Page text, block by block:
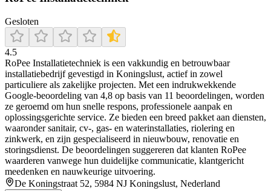
Gesloten
4.5
RoPee Installatietechniek is een vakkundig en betrouwbaar
installatiebedrijf gevestigd in Koningslust, actief in zowel
particuliere als zakelijke projecten. Met een indrukwekkende
Google-beoordeling van 4,8 op basis van 11 beoordelingen, worden
ze geroemd om hun snelle respons, professionele aanpak en
oplossingsgerichte service. Ze bieden een breed pakket aan diensten,
waaronder sanitair, cv‑, gas‑ en waterinstallaties, riolering en
zinkwerk, en zijn gespecialiseerd in nieuwbouw, renovatie en
storingsdienst. De beoordelingen suggereren dat klanten RoPee
waarderen vanwege hun duidelijke communicatie, klantgericht
meedenken en nauwkeurige uitvoering.
De Koningstraat 52, 5984 NJ Koningslust, Nederland